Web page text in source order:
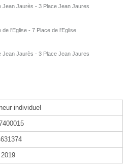
Jean Jaurès - 3 Place Jean Jaures
l'Eglise - 7 Place de l'Eglise
Jean Jaurès - 3 Place Jean Jaures
individuel